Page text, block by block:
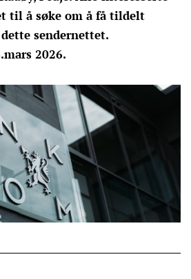
til å søke om å få tildelt
sendernettet.
2026.